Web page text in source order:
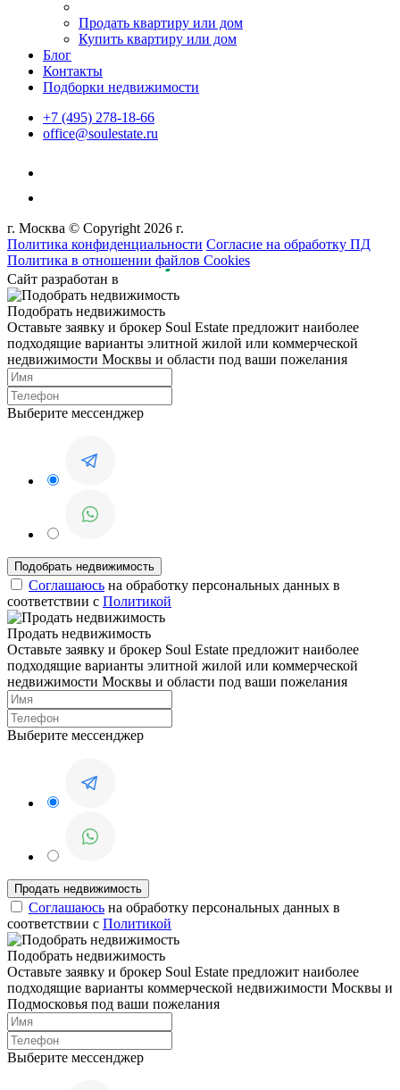
Продать квартиру или дом
Купить квартиру или дом
Блог
Контакты
Подборки недвижимости
+7 (495) 278-18-66
office@soulestate.ru
г. Москва © Copyright 2026 г.
Политика конфиденциальности Согласие на обработку ПД
Политика в отношении файлов Cookies
Сайт разработан в
Подобрать недвижимость
Оставьте заявку и брокер Soul Estate предложит наиболее
подходящие варианты элитной жилой или коммерческой
недвижимости Москвы и области под ваши пожелания
Выберите мессенджер
Соглашаюсь на обработку персональных данных в
соответствии с Политикой
Продать недвижимость
Оставьте заявку и брокер Soul Estate предложит наиболее
подходящие варианты элитной жилой или коммерческой
недвижимости Москвы и области под ваши пожелания
Выберите мессенджер
Соглашаюсь на обработку персональных данных в
соответствии с Политикой
Подобрать недвижимость
Оставьте заявку и брокер Soul Estate предложит наиболее
подходящие варианты коммерческой недвижимости Москвы и
Подмосковья под ваши пожелания
Выберите мессенджер